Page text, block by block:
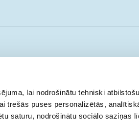
lai nodrošinātu tehniski
trešās puses personalizētās,
saturu, nodrošinātu sociālo saziņas
maijs jūnijs